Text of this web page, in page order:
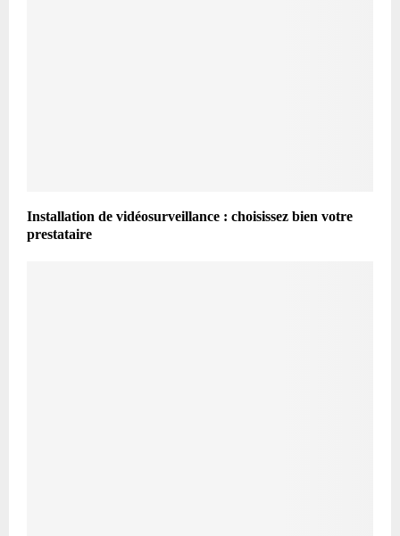
Installation de vidéosurveillance : choisissez bien votre
prestataire